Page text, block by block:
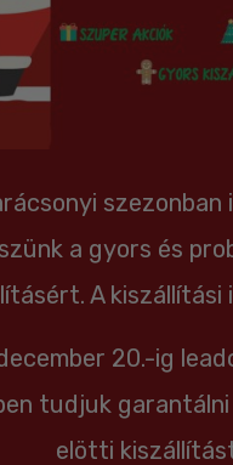
szezonban
a gyors és
A kiszállítási
20.-ig
tudjuk
elötti